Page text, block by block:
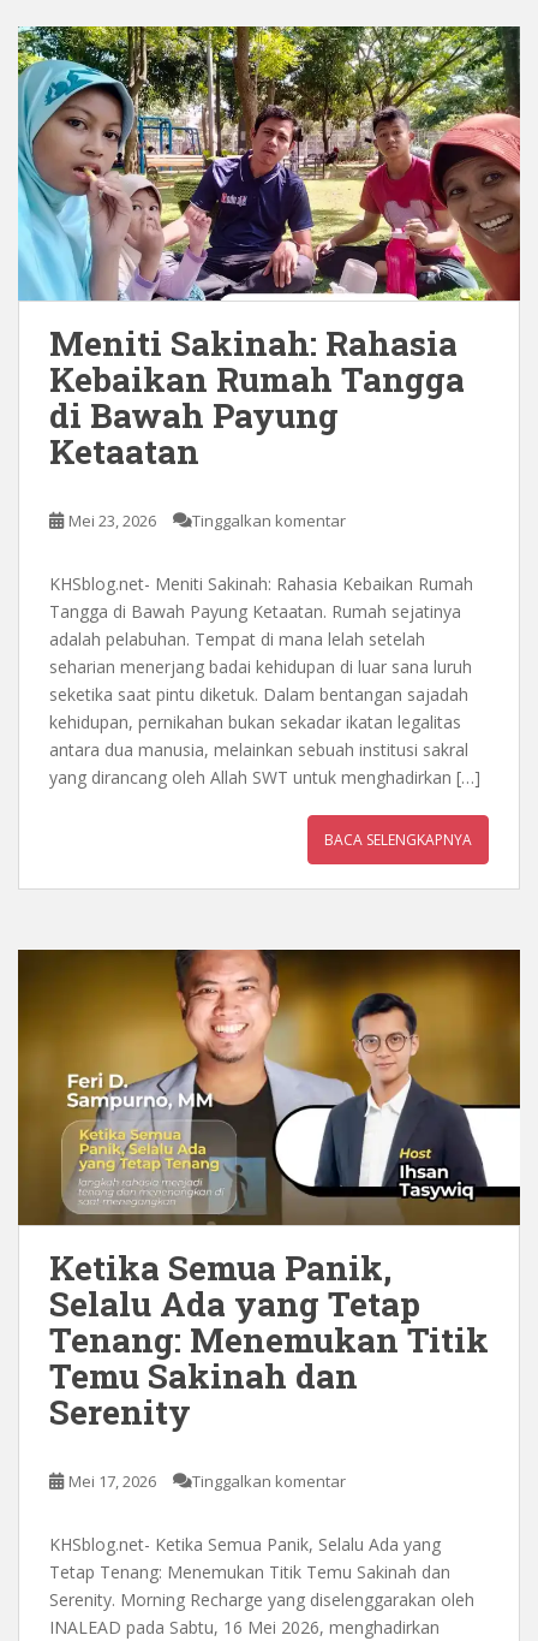
Meniti Sakinah: Rahasia
Kebaikan Rumah Tangga
di Bawah Payung
Ketaatan
Mei 23, 2026 Tinggalkan komentar
KHSblog.net- Meniti Sakinah: Rahasia Kebaikan Rumah
Tangga di Bawah Payung Ketaatan. Rumah sejatinya
adalah pelabuhan. Tempat di mana lelah setelah
seharian menerjang badai kehidupan di luar sana luruh
seketika saat pintu diketuk. Dalam bentangan sajadah
kehidupan, pernikahan bukan sekadar ikatan legalitas
antara dua manusia, melainkan sebuah institusi sakral
yang dirancang oleh Allah SWT untuk menghadirkan […]
BACA SELENGKAPNYA
Ketika Semua Panik,
Selalu Ada yang Tetap
Tenang: Menemukan Titik
Temu Sakinah dan
Serenity
Mei 17, 2026 Tinggalkan komentar
KHSblog.net- Ketika Semua Panik, Selalu Ada yang
Tetap Tenang: Menemukan Titik Temu Sakinah dan
Serenity. Morning Recharge yang diselenggarakan oleh
INALEAD pada Sabtu, 16 Mei 2026, menghadirkan